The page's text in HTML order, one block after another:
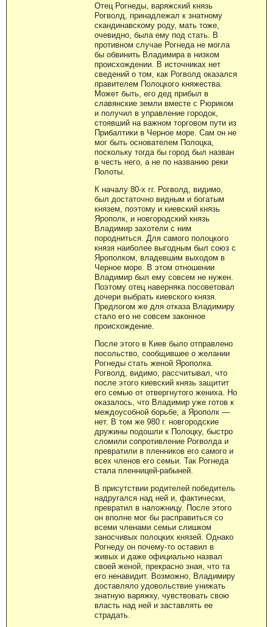
Отец Рогнеды, варяжский князь
Рогволд, принадлежал к знатному
скандинавскому роду, мать тоже,
очевидно, была ему под стать. В
противном случае Рогнеда не могла
бы обвинить Владимира в низком
происхождении. В источниках нет
сведений о том, как Рогволд оказался
правителем Полоцкого княжества.
Может быть, его дед прибыл в
славянские земли вместе с Рюриком
и получил в управление городок,
стоявший на важном торговом пути из
Прибалтики в Черное море. Сам он не
мог быть основателем Полоцка,
поскольку тогда бы город был назван
в честь него, а не по названию реки
Полоты.
К началу 80-х гг. Рогволд, видимо,
был достаточно видным и богатым
князем, поэтому и киевский князь
Ярополк, и новгородский князь
Владимир захотели с ним
породниться. Для самого полоцкого
князя наиболее выгодным был союз с
Ярополком, владевшим выходом в
Черное море. В этом отношении
Владимир был ему совсем не нужен.
Поэтому отец наверняка посоветовал
дочери выбрать киевского князя.
Предлогом же для отказа Владимиру
стало его не совсем законное
происхождение.
После этого в Киев было отправлено
посольство, сообщившее о желании
Рогнеды стать женой Ярополка.
Рогволд, видимо, рассчитывал, что
после этого киевский князь защитит
его семью от отвергнутого жениха. Но
оказалось, что Владимир уже готов к
междоусобной борьбе, а Ярополк —
нет. В том же 980 г. новгородские
дружины подошли к Полоцку, быстро
сломили сопротивление Рогволда и
превратили в пленников его самого и
всех членов его семьи. Так Рогнеда
стала пленницей-рабыней.
В присутствии родителей победитель
надругался над ней и, фактически,
превратил в наложницу. После этого
он вполне мог бы расправиться со
всеми членами семьи слишком
заносчивых полоцких князей. Однако
Рогнеду он почему-то оставил в
живых и даже официально назвал
своей женой, прекрасно зная, что та
его ненавидит. Возможно, Владимиру
доставляло удовольствие унижать
знатную варяжку, чувствовать свою
власть над ней и заставлять ее
страдать.